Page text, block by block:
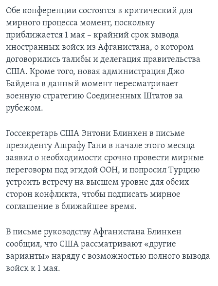
Обе конференции состоятся в критический для
мирного процесса момент, поскольку
приближается 1 мая – крайний срок вывода
иностранных войск из Афганистана, о котором
договорились талибы и делегация правительства
США. Кроме того, новая администрация Джо
Байдена в данный момент пересматривает
военную стратегию Соединенных Штатов за
рубежом.
Госсекретарь США Энтони Блинкен в письме
президенту Ашрафу Гани в начале этого месяца
заявил о необходимости срочно провести мирные
переговоры под эгидой ООН, и попросил Турцию
устроить встречу на высшем уровне для обеих
сторон конфликта, чтобы подписать мирное
соглашение в ближайшее время.
В письме руководству Афганистана Блинкен
сообщил, что США рассматривают «другие
варианты» наряду с возможностью полного вывода
войск к 1 мая.